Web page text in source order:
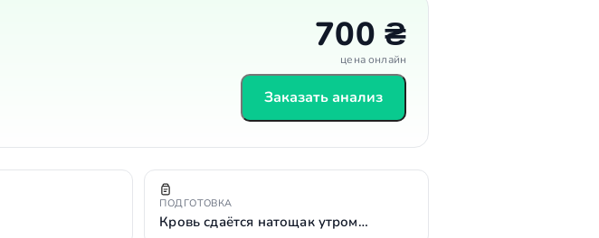
700 ₴
цена онлайн
Заказать анализ
ПОДГОТОВКА
Кровь сдаётся натощак утром…